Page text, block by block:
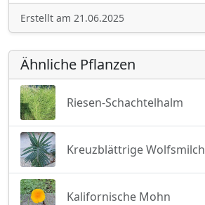
Erstellt am 21.06.2025
Ähnliche Pflanzen
Riesen-Schachtelhalm
Kreuzblättrige Wolfsmilch
Kalifornische Mohn